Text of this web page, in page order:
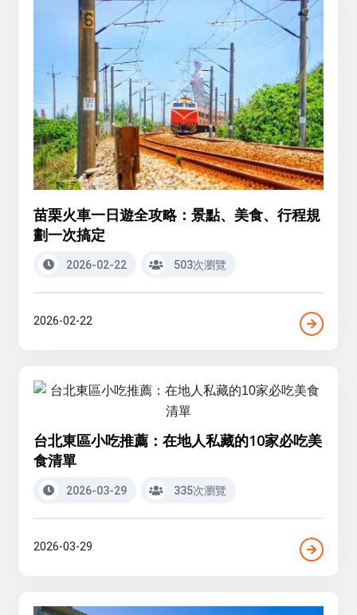
苗栗火車一日遊全攻略：景點、美食、行程規
劃一次搞定
2026-02-22 503次瀏覽
2026-02-22
台北東區小吃推薦：在地人私藏的10家必吃美
食清單
2026-03-29 335次瀏覽
2026-03-29